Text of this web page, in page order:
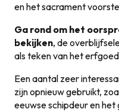
en het sacrament
Ga rond om het
bekijken, de
als teken van het
Een aantal zeer
zijn opnieuw gebruikt,
eeuwse schipdeur en